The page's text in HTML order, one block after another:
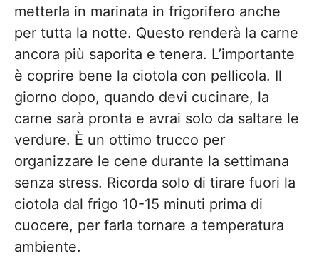
metterla in marinata in frigorifero anche
per tutta la notte. Questo renderà la carne
ancora più saporita e tenera. L’importante
è coprire bene la ciotola con pellicola. Il
giorno dopo, quando devi cucinare, la
carne sarà pronta e avrai solo da saltare le
verdure. È un ottimo trucco per
organizzare le cene durante la settimana
senza stress. Ricorda solo di tirare fuori la
ciotola dal frigo 10-15 minuti prima di
cuocere, per farla tornare a temperatura
ambiente.